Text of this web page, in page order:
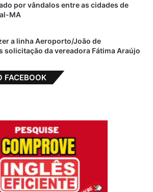
por vândalos entre as cidades de
MA
a linha Aeroporto/João de
solicitação da vereadora Fátima Araújo
FACEBOOK